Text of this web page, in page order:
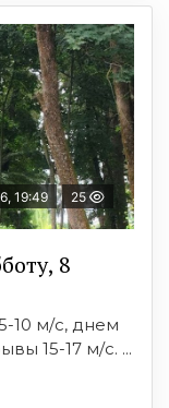
19:49 25
8
10 м/с, днем
15-17 м/с. ...